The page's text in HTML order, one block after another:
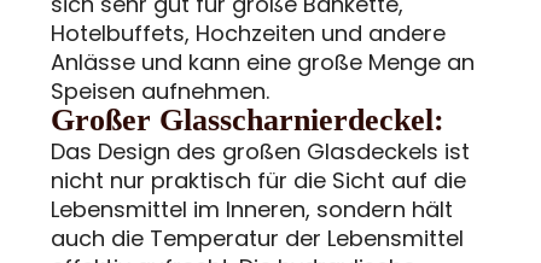
Hotelbuffets, Hochzeiten und andere
Anlässe und kann eine große Menge an
Speisen aufnehmen.
Großer Glasscharnierdeckel:
Das Design des großen Glasdeckels ist
nicht nur praktisch für die Sicht auf die
Lebensmittel im Inneren, sondern hält
auch die Temperatur der Lebensmittel